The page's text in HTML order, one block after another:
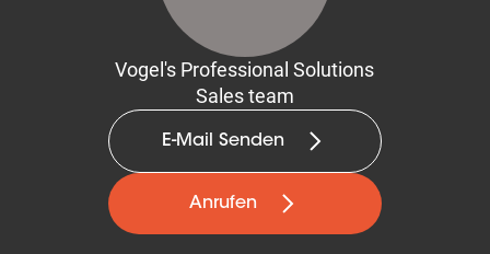
Vogel's Professional Solutions
Sales team
E-Mail Senden
Anrufen